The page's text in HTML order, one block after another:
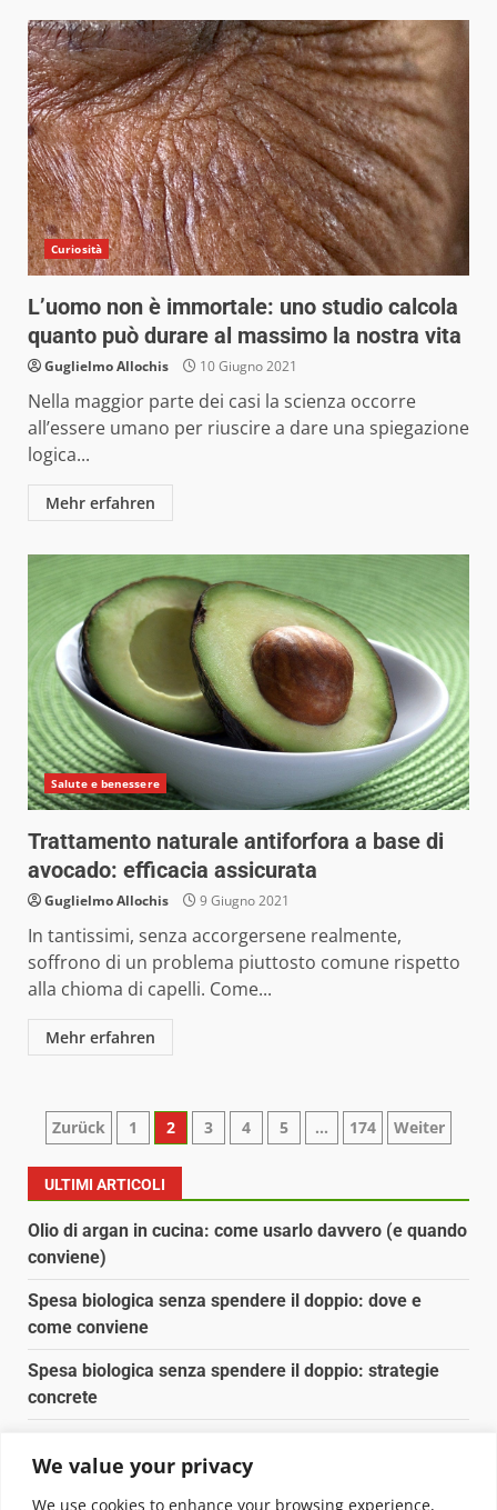
We value your privacy
We use cookies to enhance your browsing experience,
Curiosità
L’uomo non è immortale: uno studio calcola
quanto può durare al massimo la nostra vita
Guglielmo Allochis 10 Giugno 2021
Nella maggior parte dei casi la scienza occorre
all’essere umano per riuscire a dare una spiegazione
logica...
Mehr erfahren
Salute e benessere
Trattamento naturale antiforfora a base di
avocado: efficacia assicurata
Guglielmo Allochis 9 Giugno 2021
In tantissimi, senza accorgersene realmente,
soffrono di un problema piuttosto comune rispetto
alla chioma di capelli. Come...
Mehr erfahren
Paginazione
degli
articoli
Zurück 1 2 3 4 5 … 174 Weiter
ULTIMI ARTICOLI
Olio di argan in cucina: come usarlo davvero (e quando
conviene)
Spesa biologica senza spendere il doppio: dove e
come conviene
Spesa biologica senza spendere il doppio: strategie
concrete
Pulizia naturale della casa: 3 ingredienti che